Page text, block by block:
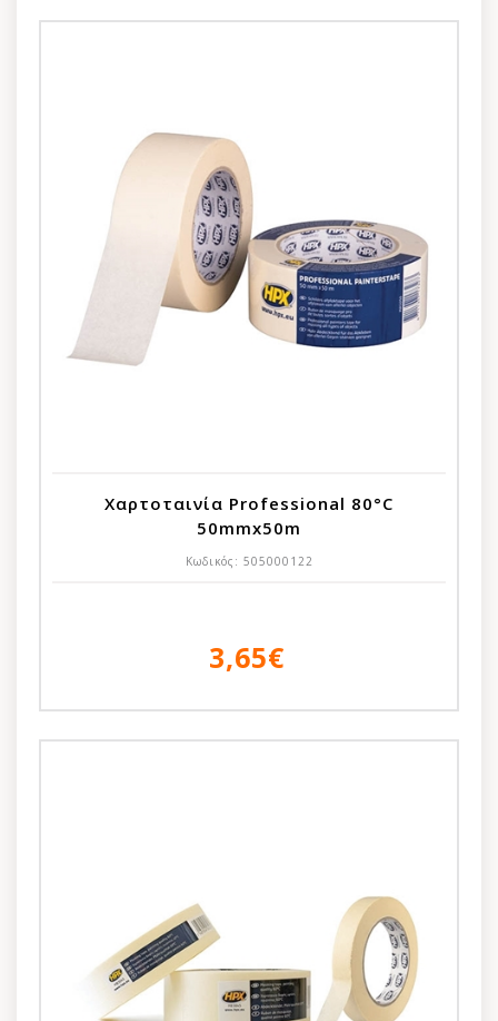
Χαρτοταινία Professional 80°C
50mmx50m
Κωδικός: 505000122
3,65€